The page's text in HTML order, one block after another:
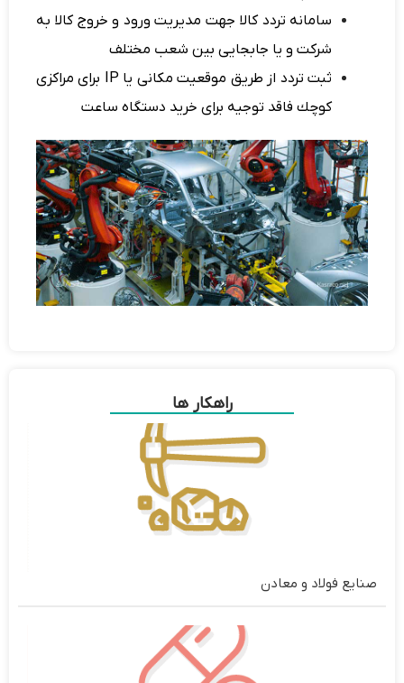
سامانه تردد كالا جهت مدیریت ورود و خروج كالا به
شركت و یا جابجایی بین شعب مختلف
ثبت تردد از طریق موقعیت مكانی
یا IP برای مراكزی
كوچك فاقد توجیه برای خرید دستگاه ساعت
راهکار ها
صنایع فولاد و معادن